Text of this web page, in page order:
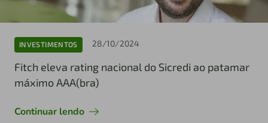
INVESTIMENTOS 28/10/2024
Fitch eleva rating nacional do Sicredi ao patamar
máximo AAA(bra)
Continuar lendo